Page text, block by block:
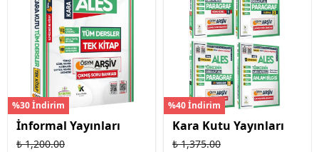
%30 İndirim
İnformal Yayınları
₺ 1,200.00
%40 İndirim
Kara Kutu Yayınları
₺ 1,375.00